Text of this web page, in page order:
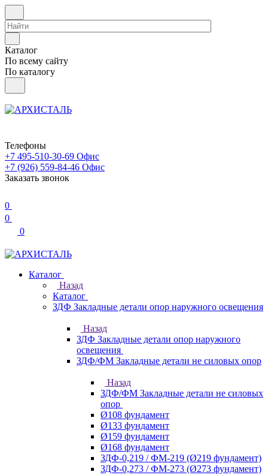
Каталог
По всему сайту
По каталогу
Телефоны
+7 495-510-30-69 Офис
+7 (926) 559-84-46 Офис
Заказать звонок
0
0
0
Каталог
Назад
Каталог
ЗДФ Закладные детали опор наружного освещения
Назад
ЗДФ Закладные детали опор наружного
освещения
ЗДФ/ФМ Закладные детали не силовых опор
Назад
ЗДФ/ФМ Закладные детали не силовых
опор
Ø108 фундамент
Ø133 фундамент
Ø159 фундамент
Ø168 фундамент
ЗДФ-0,219 / ФМ-219 (Ø219 фундамент)
ЗДФ-0,273 / ФМ-273 (Ø273 фундамент)